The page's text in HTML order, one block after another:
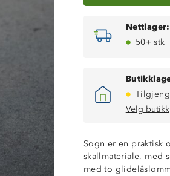
Nettlager:
50+ stk
Velg butikk
Sogn er en praktisk
skallmateriale, med
med to
Vindtettt
2-lags